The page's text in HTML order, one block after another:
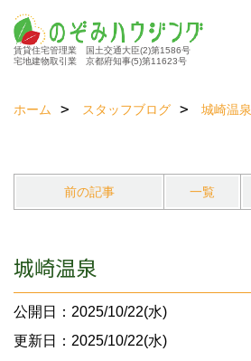
賃貸住宅管理業 国土交通大臣(2)第1586号
宅地建物取引業 京都府知事(5)第11623号
ホーム スタッフブログ 城崎温泉
前の記事 一覧
城崎温泉
公開日：2025/10/22(水)
更新日：2025/10/22(水)